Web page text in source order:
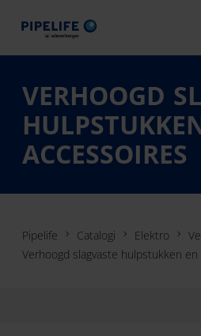
VERHOOGD
ACCESSOIRES
Pipelife Catalogi Elektro
Verhoogd slagvaste hulpstukken